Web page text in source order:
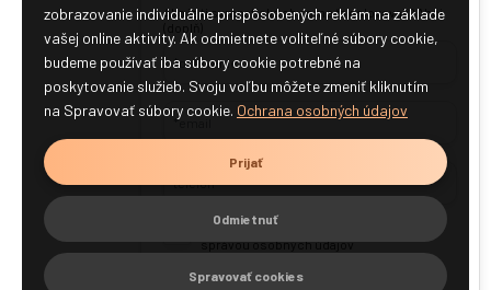
Ako je ti sympatické aby sme ťa oslovovali? Ahoj
Súhlasím s Obchodnými podmienkami a
správou osobných údajov
zobrazovanie individuálne prispôsobených reklám na základe
vašej online aktivity. Ak odmietnete voliteľné súbory cookie,
budeme používať iba súbory cookie potrebné na
poskytovanie služieb. Svoju voľbu môžete zmeniť kliknutím
na Spravovať súbory cookie. Ochrana osobných údajov
Prijať
Odmietnuť
Spravovať cookies